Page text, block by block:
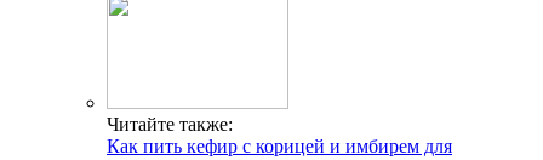
Читайте также:
Как пить кефир с корицей и имбирем для